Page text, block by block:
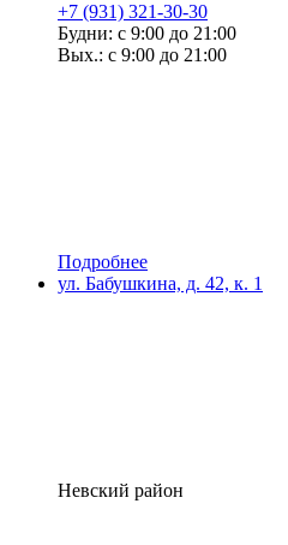
+7 (931) 321-30-30
Будни: с 9:00 до 21:00
Вых.: с 9:00 до 21:00
Подробнее
ул. Бабушкина, д. 42, к. 1
Невский район